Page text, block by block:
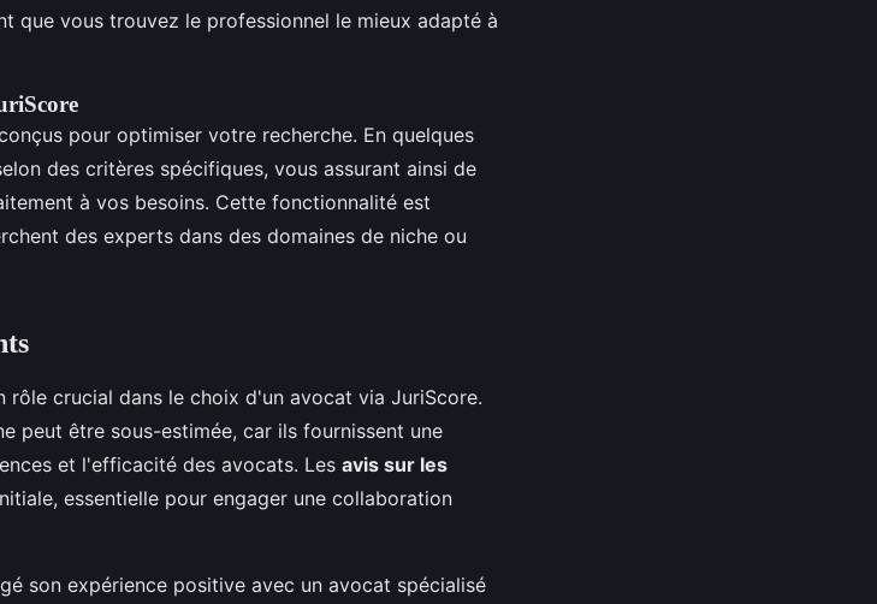
que vous trouvez le professionnel le mieux adapté à
pour optimiser votre recherche. En quelques
des critères spécifiques, vous assurant ainsi de
à vos besoins. Cette fonctionnalité est
des experts dans des domaines de niche ou
rôle crucial dans le choix d'un avocat via JuriScore.
peut être sous-estimée, car ils fournissent une
et l'efficacité des avocats. Les avis sur les
essentielle pour engager une collaboration
son expérience positive avec un avocat spécialisé